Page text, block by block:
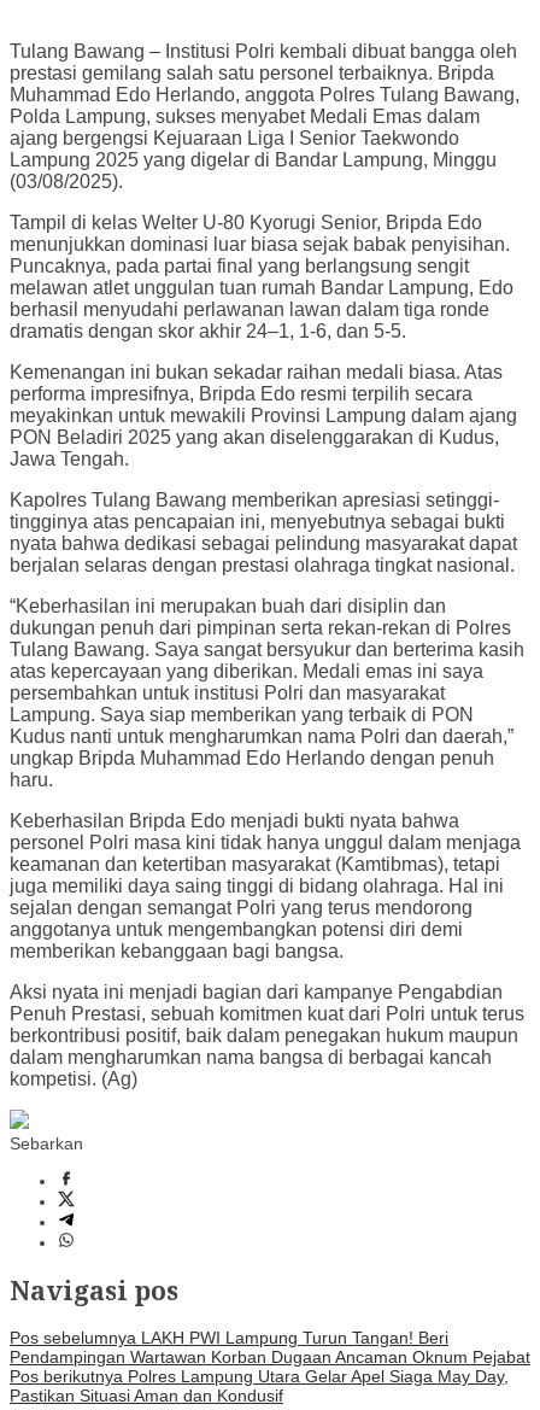
Tulang Bawang – Institusi Polri kembali dibuat bangga oleh
prestasi gemilang salah satu personel terbaiknya. Bripda
Muhammad Edo Herlando, anggota Polres Tulang Bawang,
Polda Lampung, sukses menyabet Medali Emas dalam
ajang bergengsi Kejuaraan Liga I Senior Taekwondo
Lampung 2025 yang digelar di Bandar Lampung, Minggu
(03/08/2025).
Tampil di kelas Welter U-80 Kyorugi Senior, Bripda Edo
menunjukkan dominasi luar biasa sejak babak penyisihan.
Puncaknya, pada partai final yang berlangsung sengit
melawan atlet unggulan tuan rumah Bandar Lampung, Edo
berhasil menyudahi perlawanan lawan dalam tiga ronde
dramatis dengan skor akhir 24–1, 1-6, dan 5-5.
Kemenangan ini bukan sekadar raihan medali biasa. Atas
performa impresifnya, Bripda Edo resmi terpilih secara
meyakinkan untuk mewakili Provinsi Lampung dalam ajang
PON Beladiri 2025 yang akan diselenggarakan di Kudus,
Jawa Tengah.
Kapolres Tulang Bawang memberikan apresiasi setinggi-
tingginya atas pencapaian ini, menyebutnya sebagai bukti
nyata bahwa dedikasi sebagai pelindung masyarakat dapat
berjalan selaras dengan prestasi olahraga tingkat nasional.
“Keberhasilan ini merupakan buah dari disiplin dan
dukungan penuh dari pimpinan serta rekan-rekan di Polres
Tulang Bawang. Saya sangat bersyukur dan berterima kasih
atas kepercayaan yang diberikan. Medali emas ini saya
persembahkan untuk institusi Polri dan masyarakat
Lampung. Saya siap memberikan yang terbaik di PON
Kudus nanti untuk mengharumkan nama Polri dan daerah,”
ungkap Bripda Muhammad Edo Herlando dengan penuh
haru.
Keberhasilan Bripda Edo menjadi bukti nyata bahwa
personel Polri masa kini tidak hanya unggul dalam menjaga
keamanan dan ketertiban masyarakat (Kamtibmas), tetapi
juga memiliki daya saing tinggi di bidang olahraga. Hal ini
sejalan dengan semangat Polri yang terus mendorong
anggotanya untuk mengembangkan potensi diri demi
memberikan kebanggaan bagi bangsa.
Aksi nyata ini menjadi bagian dari kampanye Pengabdian
Penuh Prestasi, sebuah komitmen kuat dari Polri untuk terus
berkontribusi positif, baik dalam penegakan hukum maupun
dalam mengharumkan nama bangsa di berbagai kancah
kompetisi. (Ag)
Sebarkan
Navigasi pos
Pos sebelumnya LAKH PWI Lampung Turun Tangan! Beri
Pendampingan Wartawan Korban Dugaan Ancaman Oknum Pejabat
Pos berikutnya Polres Lampung Utara Gelar Apel Siaga May Day,
Pastikan Situasi Aman dan Kondusif